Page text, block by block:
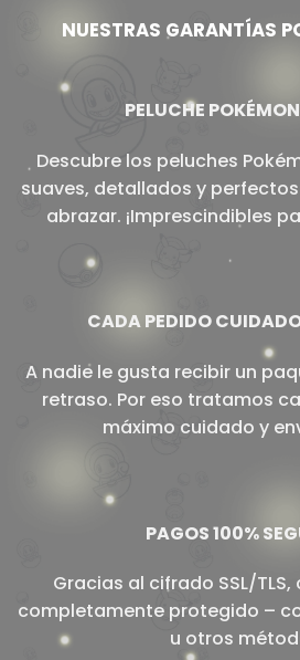
NUESTRAS GARANTÍAS
PELUCHE
Descubre los peluches
suaves, detallados y
abrazar. ¡Imprescindibles
CADA PEDIDO
A nadie le gusta recibir un
retraso. Por eso tratamos
máximo cuidado y
PAGOS 100%
Gracias al cifrado SSL/
completamente protegido –
u otros